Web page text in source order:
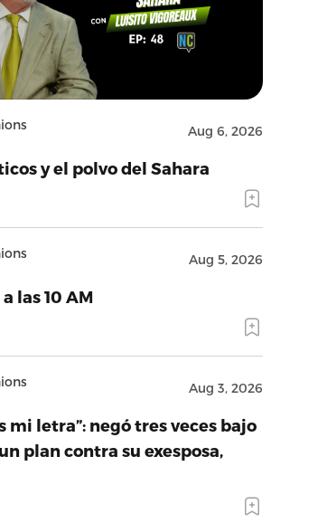
Aug 6, 2026
y el polvo del Sahara
Aug 5, 2026
las 10 AM
Aug 3, 2026
mi letra”: negó tres veces bajo
plan contra su exesposa,